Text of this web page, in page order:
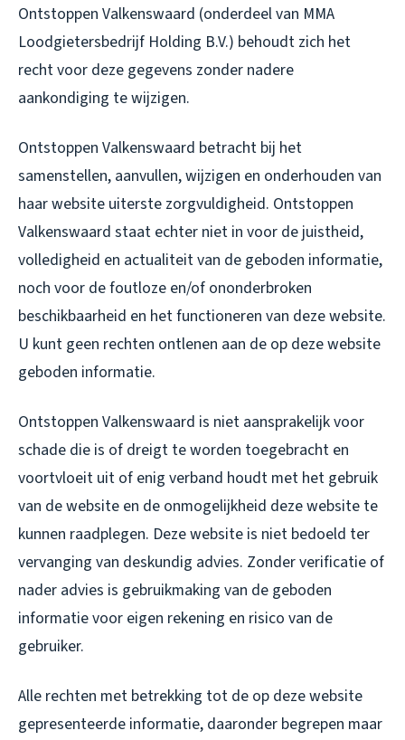
Ontstoppen Valkenswaard (onderdeel van MMA
Loodgietersbedrijf Holding B.V.) behoudt zich het
recht voor deze gegevens zonder nadere
aankondiging te wijzigen.
Ontstoppen Valkenswaard betracht bij het
samenstellen, aanvullen, wijzigen en onderhouden van
haar website uiterste zorgvuldigheid. Ontstoppen
Valkenswaard staat echter niet in voor de juistheid,
volledigheid en actualiteit van de geboden informatie,
noch voor de foutloze en/of ononderbroken
beschikbaarheid en het functioneren van deze website.
U kunt geen rechten ontlenen aan de op deze website
geboden informatie.
Ontstoppen Valkenswaard is niet aansprakelijk voor
schade die is of dreigt te worden toegebracht en
voortvloeit uit of enig verband houdt met het gebruik
van de website en de onmogelijkheid deze website te
kunnen raadplegen. Deze website is niet bedoeld ter
vervanging van deskundig advies. Zonder verificatie of
nader advies is gebruikmaking van de geboden
informatie voor eigen rekening en risico van de
gebruiker.
Alle rechten met betrekking tot de op deze website
gepresenteerde informatie, daaronder begrepen maar